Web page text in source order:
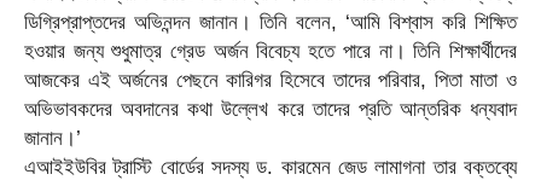
ডিগ্রিপ্রাপ্তদের অভিনন্দন জানান। তিনি বলেন, ‘আমি বিশ্বাস করি শিক্ষিত
হওয়ার জন্য শুধুমাত্র গ্রেড অর্জন বিবেচ্য হতে পারে না। তিনি শিক্ষার্থীদের
আজকের এই অর্জনের পেছনে কারিগর হিসেবে তাদের পরিবার, পিতা মাতা ও
অভিভাবকদের অবদানের কথা উল্লেখ করে তাদের প্রতি আন্তরিক ধন্যবাদ
জানান।’
এআইইউবির ট্রাস্টি বোর্ডের সদস্য ড. কারমেন জেড লামাগনা তার বক্তব্যে